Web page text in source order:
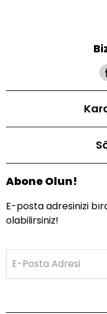
Abone Olun!
E-posta adresinizi
olabilirsiniz!
E-Posta Adresi